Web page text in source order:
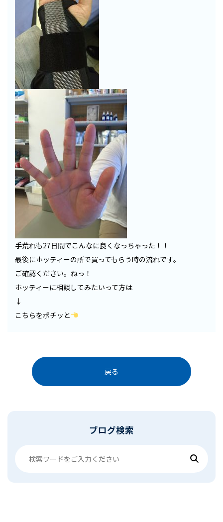
手荒れも27日間でこんなに良くなっちゃった！！
最後にホッティーの所で買ってもらう時の流れです。
ご確認ください。ねっ！
ホッティーに相談してみたいって方は
↓
こちらをポチッと
戻る
ブログ検索